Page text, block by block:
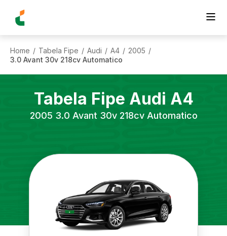
Home / Tabela Fipe / Audi / A4 / 2005 /
3.0 Avant 30v 218cv Automatico
Tabela Fipe Audi A4
2005 3.0 Avant 30v 218cv Automatico